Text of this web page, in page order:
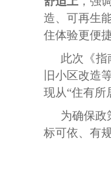
造、可再生
住体验更便捷
此次《指
旧小区改造
现从“住有所
为确保政
标可依、有